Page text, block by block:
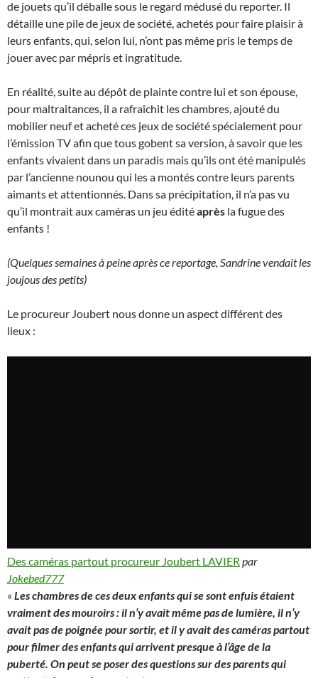
de jouets qu’il déballe sous le regard médusé du reporter. Il
détaille une pile de jeux de société, achetés pour faire plaisir à
leurs enfants, qui, selon lui, n’ont pas même pris le temps de
jouer avec par mépris et ingratitude.
En réalité, suite au dépôt de plainte contre lui et son épouse,
pour maltraitances, il a rafraîchit les chambres, ajouté du
mobilier neuf et acheté ces jeux de société spécialement pour
l’émission TV afin que tous gobent sa version, à savoir que les
enfants vivaient dans un paradis mais qu’ils ont été manipulés
par l’ancienne nounou qui les a montés contre leurs parents
aimants et attentionnés. Dans sa précipitation, il n’a pas vu
qu’il montrait aux caméras un jeu éditéaprès la fugue des
enfants !
(Quelques semaines à peine après ce reportage, Sandrine vendait les
joujous des petits)
Le procureur Joubert nous donne un aspect différent des
lieux :
Des caméras partout procureur Joubert LAVIER par
Jokebed777
« Les chambres de ces deux enfants qui se sont enfuis étaient
vraiment des mouroirs : il n’y avait même pas de lumière, il n’y
avait pas de poignée pour sortir, et il y avait des caméras partout
pour filmer des enfants qui arrivent presque à l’âge de la
puberté. On peut se poser des questions sur des parents qui